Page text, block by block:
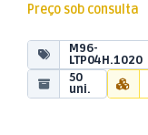
Preço sob consulta
M96-
LTP04H.1020
50
uni.